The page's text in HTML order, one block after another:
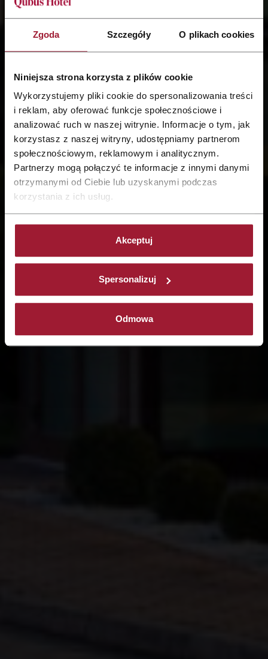
Zgoda Szczegóły O plikach cookies
Niniejsza strona korzysta z plików cookie
Wykorzystujemy pliki cookie do spersonalizowania treści
i reklam, aby oferować funkcje społecznościowe i
analizować ruch w naszej witrynie. Informacje o tym, jak
korzystasz z naszej witryny, udostępniamy partnerom
społecznościowym, reklamowym i analitycznym.
Partnerzy mogą połączyć te informacje z innymi danymi
otrzymanymi od Ciebie lub uzyskanymi podczas
korzystania z ich usług.
Akceptuj
Spersonalizuj
Odmowa